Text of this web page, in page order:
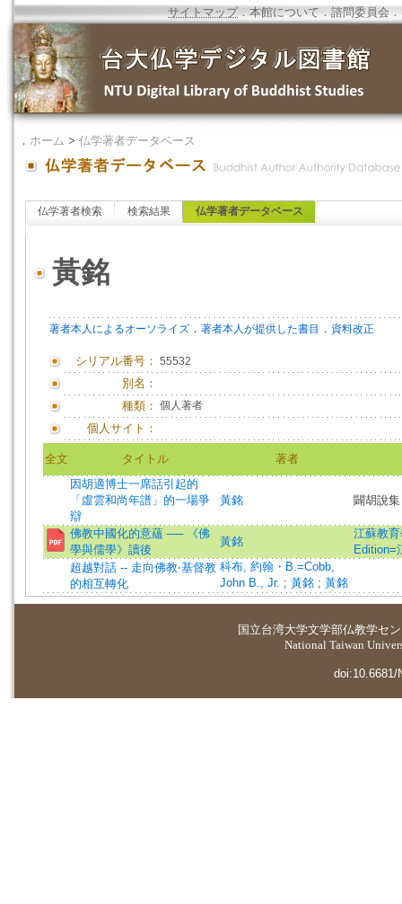
サイトマップ．本館について ．諮問委員会 ．
． ホーム > 仏学著者データベース
仏学著者検索 検索結果 仏学著者データベース
黃銘
著者本人によるオーソライズ ． 著者本人が提供した書目 ． 資料改正
シリアル番号： 55532
別名：
種類： 個人著者
個人サイト：
全文 タイトル
著者
因胡適博士一席話引起的
「虛雲和尚年譜」的一場爭
辯
黃銘 闢胡說集
佛教中國化的意蘊 ── 《佛
學與儒學》讀後
黃銘
江蘇教
Edition=
超越對話 -- 走向佛教‧基督教
的相互轉化
科布, 約翰・B.=Cobb,
John B., Jr. ; 黃銘 ; 黃銘
国立台湾大学文学部仏教学セ
National Taiwan
doi:10.6681/